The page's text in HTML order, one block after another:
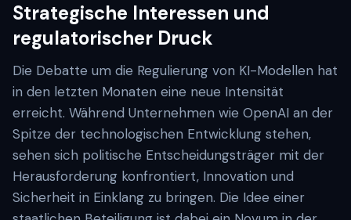
Strategische Interessen und
regulatorischer Druck
Die Debatte um die Regulierung von KI-Modellen hat
in den letzten Monaten eine neue Intensität
erreicht. Während Unternehmen wie OpenAI an der
Spitze der technologischen Entwicklung stehen,
sehen sich politische Entscheidungsträger mit der
Herausforderung konfrontiert, Innovation und
Sicherheit in Einklang zu bringen. Die Idee einer